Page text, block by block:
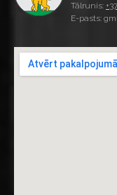
Tālrunis:
E-pasts: